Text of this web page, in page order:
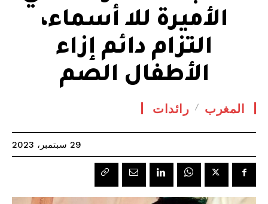
الأميرة للا أسماء،
التزام دائم إزاء
الأطفال الصم
المغرب رائدات
29 سبتمبر، 2023